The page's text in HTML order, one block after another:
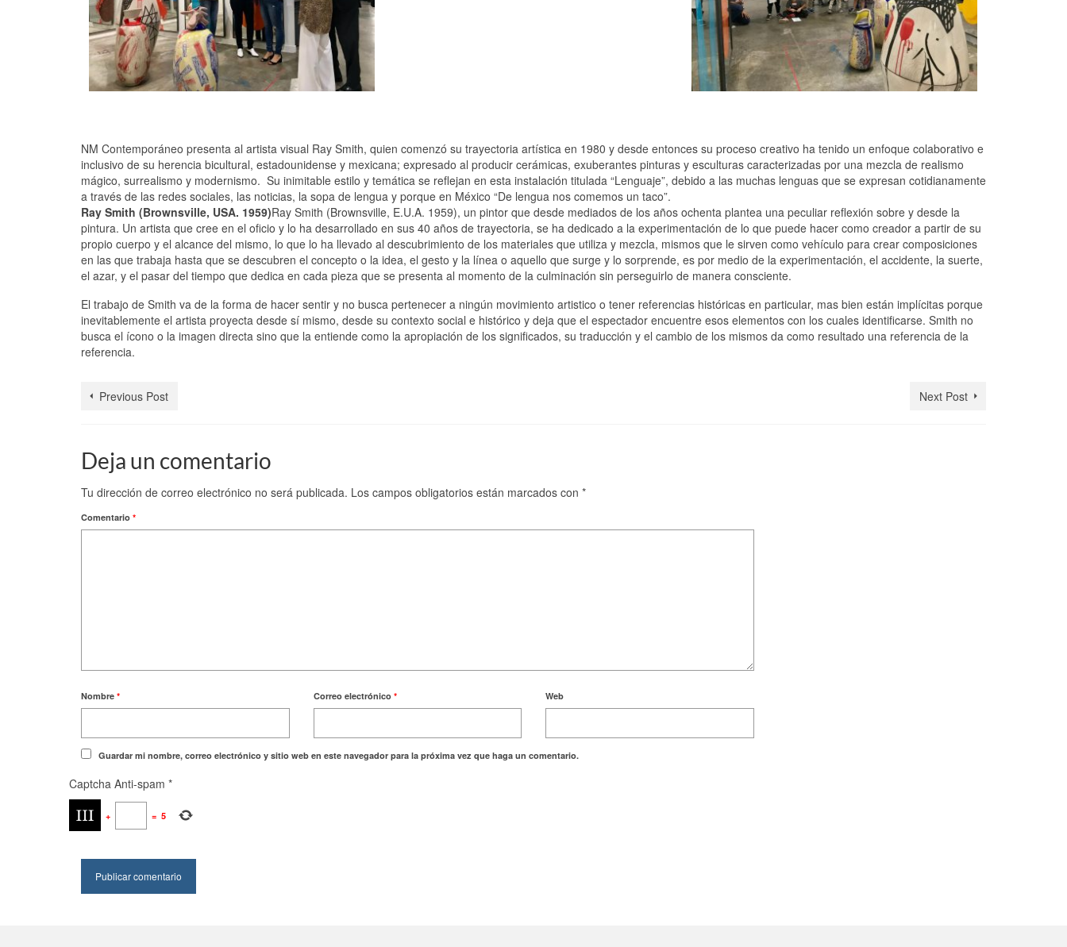
NM Contemporáneo presenta al artista visual Ray Smith, quien comenzó su trayectoria artística en 1980 y desde entonces su proceso creativo ha tenido un enfoque colaborativo e
inclusivo de su herencia bicultural, estadounidense y mexicana; expresado al producir cerámicas, exuberantes pinturas y esculturas caracterizadas por una mezcla de realismo
mágico, surrealismo y modernismo. Su inimitable estilo y temática se reflejan en esta instalación titulada “Lenguaje”, debido a las muchas lenguas que se expresan cotidianamente
a través de las redes sociales, las noticias, la sopa de lengua y porque en México “De lengua nos comemos un taco”.
Ray Smith (Brownsville, USA. 1959)Ray Smith (Brownsville, E.U.A. 1959), un pintor que desde mediados de los años ochenta plantea una peculiar reflexión sobre y desde la
pintura. Un artista que cree en el oficio y lo ha desarrollado en sus 40 años de trayectoria, se ha dedicado a la experimentación de lo que puede hacer como creador a partir de su
propio cuerpo y el alcance del mismo, lo que lo ha llevado al descubrimiento de los materiales que utiliza y mezcla, mismos que le sirven como vehículo para crear composiciones
en las que trabaja hasta que se descubren el concepto o la idea, el gesto y la línea o aquello que surge y lo sorprende, es por medio de la experimentación, el accidente, la suerte,
el azar, y el pasar del tiempo que dedica en cada pieza que se presenta al momento de la culminación sin perseguirlo de manera consciente.
El trabajo de Smith va de la forma de hacer sentir y no busca pertenecer a ningún movimiento artistico o tener referencias históricas en particular, mas bien están implícitas porque
inevitablemente el artista proyecta desde sí mismo, desde su contexto social e histórico y deja que el espectador encuentre esos elementos con los cuales identificarse. Smith no
busca el ícono o la imagen directa sino que la entiende como la apropiación de los significados, su traducción y el cambio de los mismos da como resultado una referencia de la
referencia.
Previous Post Next Post
Deja un comentario
Tu dirección de correo electrónico no será publicada. Los campos obligatorios están marcados con *
Comentario *
Nombre * Correo electrónico * Web
Guardar mi nombre, correo electrónico y sitio web en este navegador para la próxima vez que haga un comentario.
Captcha Anti-spam *
+ = 5